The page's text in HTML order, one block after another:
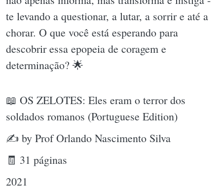
te levando a questionar, a lutar, a sorrir e até a
chorar. O que você está esperando para
descobrir essa epopeia de coragem e
determinação? 🌟
📖 OS ZELOTES: Eles eram o terror dos
soldados romanos (Portuguese Edition)
✍ by Prof Orlando Nascimento Silva
🧾 31 páginas
2021